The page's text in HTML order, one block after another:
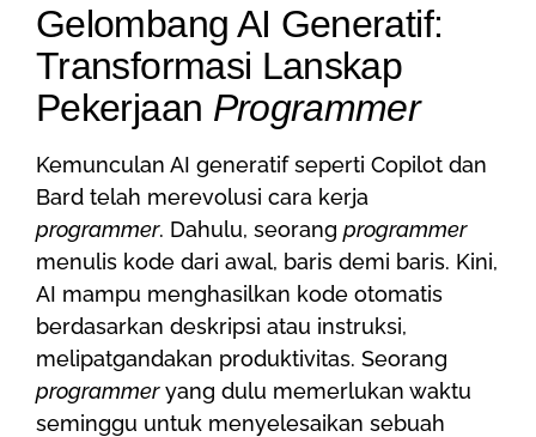
Gelombang AI Generatif:
Transformasi Lanskap
Pekerjaan Programmer
Kemunculan AI generatif seperti Copilot dan
Bard telah merevolusi cara kerja
programmer. Dahulu, seorang programmer
menulis kode dari awal, baris demi baris. Kini,
AI mampu menghasilkan kode otomatis
berdasarkan deskripsi atau instruksi,
melipatgandakan produktivitas. Seorang
programmeryang dulu memerlukan waktu
seminggu untuk menyelesaikan sebuah